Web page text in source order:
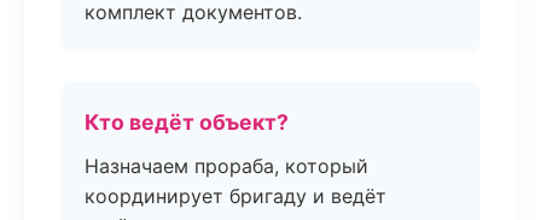
комплект документов.
Кто ведёт объект?
Назначаем прораба, который
координирует бригаду и ведёт